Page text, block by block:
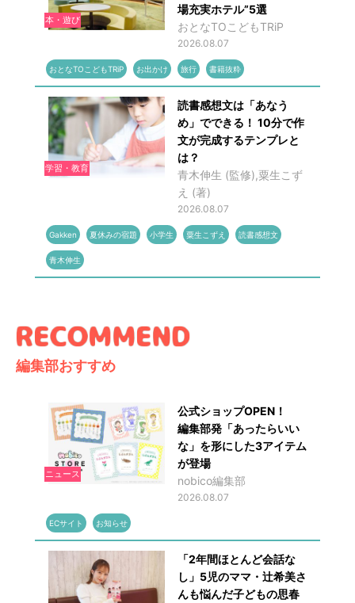
本・遊び
場充実ホテル”5選
おとなTOこどもTRiP
2026.08.07
おとなTOこどもTRiP お出かけ 旅行 書籍抜粋
学習・教育
読書感想文は「あなう
め」でできる！ 10分で作
文が完成するテンプレと
は？
青木伸生 (監修),粟生こず
え (著)
2026.08.07
Gakken 夏休みの宿題 小学生 粟生こずえ 読書感想文
青木伸生
編集部おすすめ
ニュース
公式ショップOPEN！
編集部発「あったらいい
な」を形にした3アイテム
が登場
nobico編集部
2026.08.07
ECサイト お知らせ
「2年間ほとんど会話な
し」5児のママ・辻希美さ
んも悩んだ子どもの思春